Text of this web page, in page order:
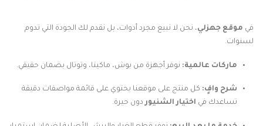
في موقع جهزلي، نحن لا نبيع مجرد أدوات، بل نقدم لك الجودة التي تدوم
لسنوات.
ماركات عالمية: نوفر أجهزة من بوش، ماكيتا، وتوتال بضمان حقيقي.
شرح وافٍ: كل منتج على موقعنا يحتوي على قائمة مواصفات دقيقة
تساعدك في اختيار الشنيوردون حيرة.